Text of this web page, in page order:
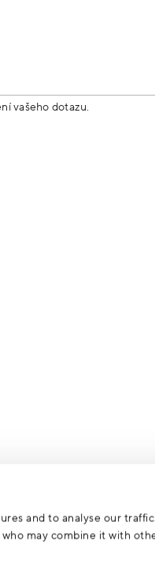
and to analyse our
may combine it with
vašeho dotazu.